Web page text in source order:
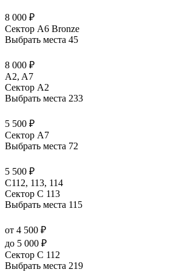
8 000 ₽
Сектор А6 Bronze
Выбрать места 45
8 000 ₽
A2, A7
Сектор А2
Выбрать места 233
5 500 ₽
Сектор А7
Выбрать места 72
5 500 ₽
С112, 113, 114
Сектор C 113
Выбрать места 115
от 4 500 ₽
до 5 000 ₽
Сектор C 112
Выбрать места 219